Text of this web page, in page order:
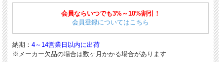
仕様：両用式
サイズ：15.4×139.5mm
ボディ素材：AS樹脂
■対応する消耗品はこちら
水性染料 カートリッジインク SPN-100A ｜
水性染料 カートリッジインク SPSQ-
会員ならいつでも3%～10%割引！
会員登録についてはこちら
納期： 4～14営業日以内に出荷
※メーカー欠品の場合は数ヶ月かかる場合があります